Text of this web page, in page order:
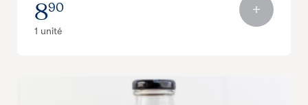
890
1 unité